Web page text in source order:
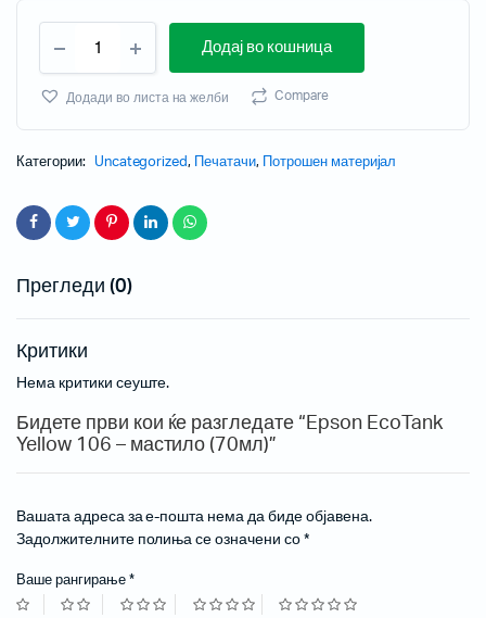
Додај во кошница
Додади во листа на желби Compare
Категории: Uncategorized, Печатачи, Потрошен материјал
Прегледи (0)
Критики
Нема критики сеуште.
Бидете први кои ќе разгледате “Epson EcoTank
Yellow 106 – мастило (70мл)”
Вашата адреса за е-пошта нема да биде објавена.
Задолжителните полиња се означени со *
Ваше рангирање *